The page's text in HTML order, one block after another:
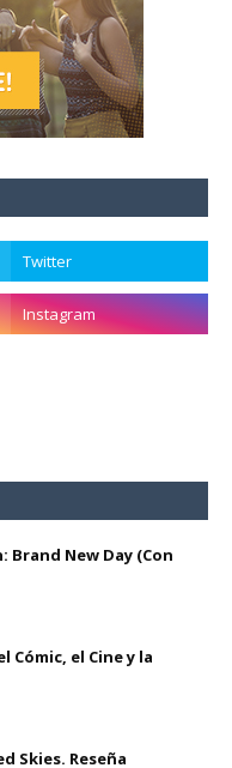
Brand New Day (Con
Cómic, el Cine y la
Skies. Reseña